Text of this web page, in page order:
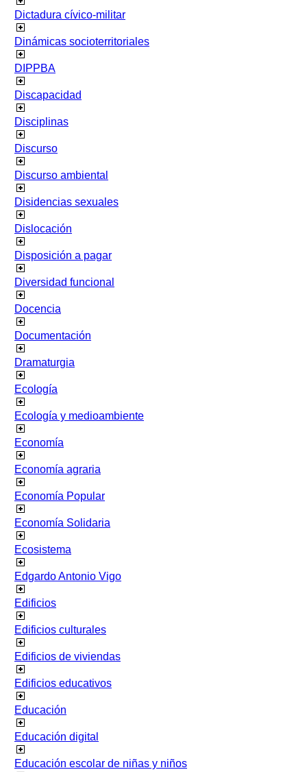
Dictadura cívico-militar
Dinámicas socioterritoriales
DIPPBA
Discapacidad
Disciplinas
Discurso
Discurso ambiental
Disidencias sexuales
Dislocación
Disposición a pagar
Diversidad funcional
Docencia
Documentación
Dramaturgia
Ecología
Ecología y medioambiente
Economía
Economía agraria
Economía Popular
Economía Solidaria
Ecosistema
Edgardo Antonio Vigo
Edificios
Edificios culturales
Edificios de viviendas
Edificios educativos
Educación
Educación digital
Educación escolar de niñas y niños